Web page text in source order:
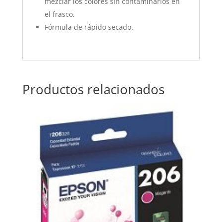
el frasco.
Fórmula de rápido secado.
Productos relacionados